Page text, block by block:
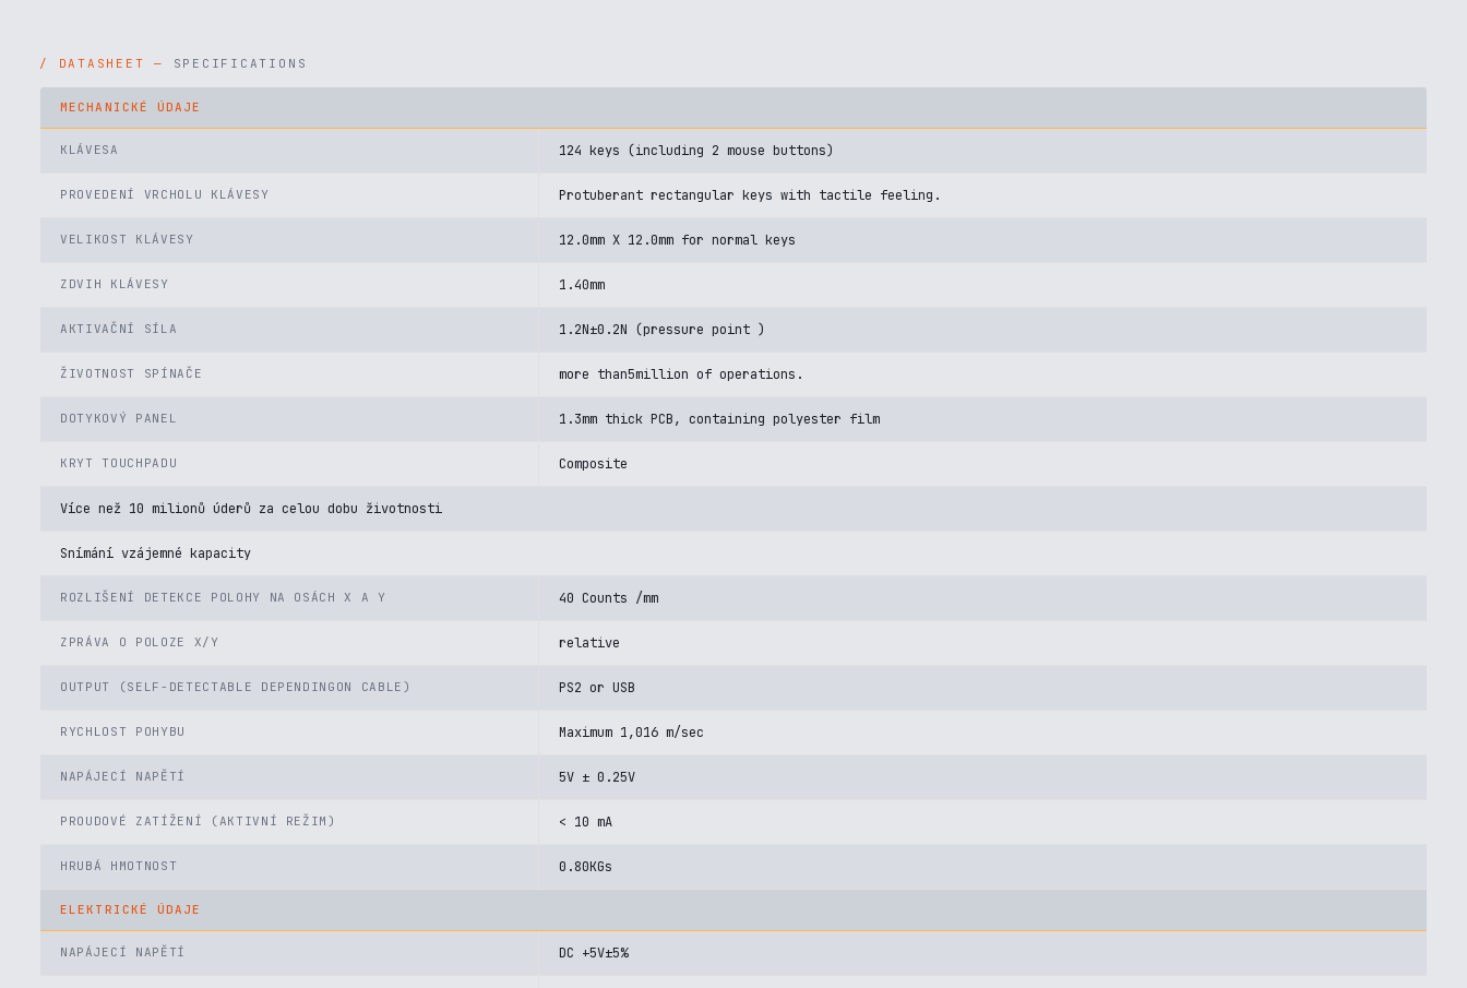
SPECIFICATIONS
MECHANICKÉ ÚDAJE
KLÁVESA 124 keys (including 2 mouse buttons)
PROVEDENÍ VRCHOLU KLÁVESY Protuberant rectangular keys with tactile feeling.
VELIKOST KLÁVESY 12.0mm X 12.0mm for normal keys
ZDVIH KLÁVESY 1.40mm
AKTIVAČNÍ SÍLA 1.2N±0.2N (pressure point )
ŽIVOTNOST SPÍNAČE more than5million of operations.
DOTYKOVÝ PANEL 1.3mm thick PCB, containing polyester film
KRYT TOUCHPADU Composite
Více než 10 milionů úderů za celou dobu životnosti
Snímání vzájemné kapacity
ROZLIŠENÍ DETEKCE POLOHY NA OSÁCH X A Y 40 Counts /mm
ZPRÁVA O POLOZE X/Y relative
OUTPUT (SELF-DETECTABLE DEPENDINGON CABLE) PS2 or USB
RYCHLOST POHYBU Maximum 1,016 m/sec
NAPÁJECÍ NAPĚTÍ 5V ± 0.25V
PROUDOVÉ ZATÍŽENÍ (AKTIVNÍ REŽIM) < 10 mA
HRUBÁ HMOTNOST 0.80KGs
ELEKTRICKÉ ÚDAJE
NAPÁJECÍ NAPĚTÍ DC +5V±5%